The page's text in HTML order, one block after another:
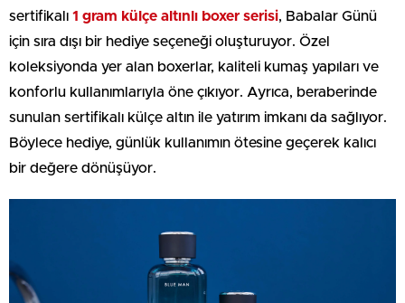
sertifikalı 1 gram külçe altınlı boxer serisi, Babalar Günü
için sıra dışı bir hediye seçeneği oluşturuyor. Özel
koleksiyonda yer alan boxerlar, kaliteli kumaş yapıları ve
konforlu kullanımlarıyla öne çıkıyor. Ayrıca, beraberinde
sunulan sertifikalı külçe altın ile yatırım imkanı da sağlıyor.
Böylece hediye, günlük kullanımın ötesine geçerek kalıcı
bir değere dönüşüyor.